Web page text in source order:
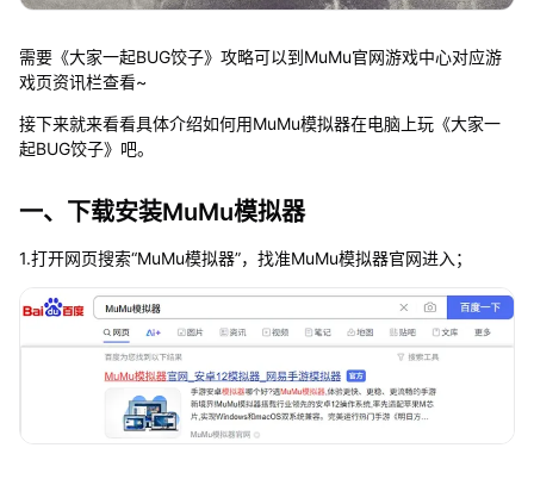
需要《大家一起BUG饺子》攻略可以到MuMu官网游戏中心对应游
戏页资讯栏查看~
接下来就来看看具体介绍如何用MuMu模拟器在电脑上玩《大家一
起BUG饺子》吧。
一、下载安装MuMu模拟器
1.打开网页搜索“MuMu模拟器”，找准MuMu模拟器官网进入；